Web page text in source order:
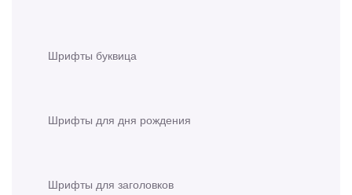
Шрифты буквица
Шрифты для дня рождения
Шрифты для заголовков